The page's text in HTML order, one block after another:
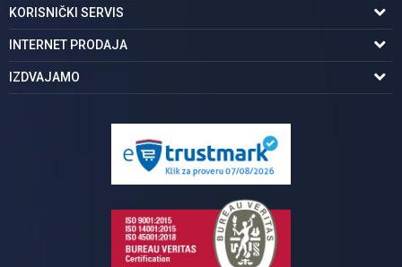
O nama
Podaci o trgovcu
Karijera | postani deo tima
KORISNIČKI SERVIS
Uslovi korišćenja
Politika privatnosti
INTERNET PRODAJA
Kako kupiti
IZDVAJAMO
Pločice za kupatilo